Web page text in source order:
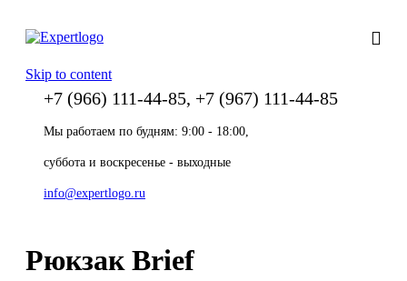
Skip to content
+7 (966) 111-44-85, +7 (967) 111-44-85
Мы работаем по будням: 9:00 - 18:00,
суббота и воскресенье - выходные
info@expertlogo.ru
Рюкзак Brief